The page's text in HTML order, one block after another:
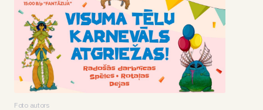
Foto autors